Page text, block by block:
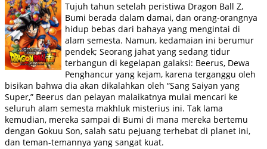
Tujuh tahun setelah peristiwa Dragon Ball Z,
Bumi berada dalam damai, dan orang-orangnya
hidup bebas dari bahaya yang mengintai di
alam semesta. Namun, kedamaian ini berumur
pendek; Seorang jahat yang sedang tidur
terbangun di kegelapan galaksi: Beerus, Dewa
Penghancur yang kejam, karena terganggu oleh
bisikan bahwa dia akan dikalahkan oleh “Sang Saiyan yang
Super,” Beerus dan pelayan malaikatnya mulai mencari ke
seluruh alam semesta makhluk misterius ini. Tak lama
kemudian, mereka sampai di Bumi di mana mereka bertemu
dengan Gokuu Son, salah satu pejuang terhebat di planet ini,
dan teman-temannya yang sangat kuat.